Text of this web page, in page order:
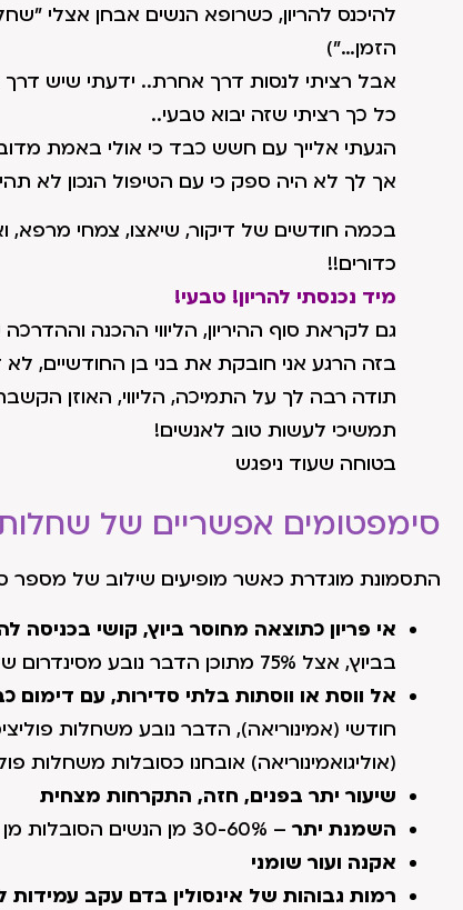
להיכנס להריון, כשרופא הנשים אבחן אצלי
הזמן…")
אבל רציתי לנסות דרך אחרת.. ידעתי שיש
כל כך רציתי שזה יבוא טבעי..
הגעתי אלייך עם חשש כבד כי אולי באמת
אך לך לא היה ספק כי עם הטיפול הנכון לא
בכמה חודשים של דיקור, שיאצו, צמחי מרפא,
כדורים!!
מיד נכנסתי להריון! טבעי!
גם לקראת סוף ההיריון, הליווי ההכנה
בזה הרגע אני חובקת את בני בן החודשיים,
תודה רבה לך על התמיכה, הליווי, האוזן
תמשיכי לעשות טוב לאנשים!
בטוחה שעוד ניפגש
סימפטומים אפשריים של שחלות
התסמונת מוגדרת כאשר מופיעים שילוב של מספר
אי פריון כתוצאה מחוסר ביוץ, קושי בכניסה
בביוץ, אצל 75% מתוכן הדבר נובע מסינדרום של שחלות פוליציסטיות.
אל ווסת או ווסתות בלתי סדירות, עם דימום
(אוליגואמינוריאה) אובחנו כסובלות משחלות
שיעור יתר בפנים, חזה, התקרחות מצחית
השמנת יתר – 30-60% מן הנשים הסובלות מן התסמונת נמצאות בעודף משקל.
אקנה ועור שומני
רמות גבוהות של אינסולין בדם עקב עמידות